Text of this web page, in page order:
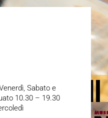
Sabato e
10.30 – 19.30